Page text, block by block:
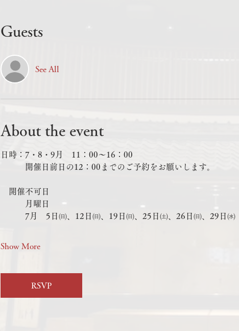
Guests
See All
About the event
日時：7・8・9月　11：00～16：00
開催日前日の12：00までのご予約をお願いします。
開催不可日
月曜日
7月　5日㈰、12日㈰、19日㈰、25日㈯、26日㈰、29日㈬
Show More
RSVP